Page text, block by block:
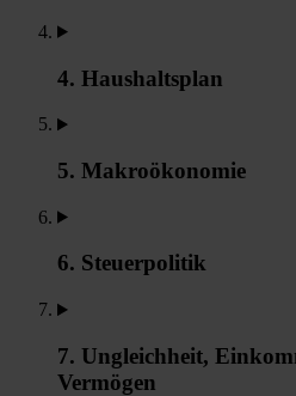
4. Haushaltsplan
5. Makroökonomie
6. Steuerpolitik
7. Ungleichheit,
Vermögen